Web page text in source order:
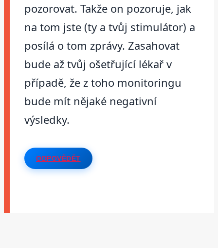
pozorovat. Takže on pozoruje, jak
na tom jste (ty a tvůj stimulátor) a
posílá o tom zprávy. Zasahovat
bude až tvůj ošetřující lékař v
případě, že z toho monitoringu
bude mít nějaké negativní
výsledky.
ODPOVĚDĚT